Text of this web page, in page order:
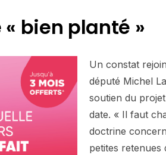
bien planté »
Un constat
député Michel
soutien du
date. « Il faut
doctrine
petites retenues